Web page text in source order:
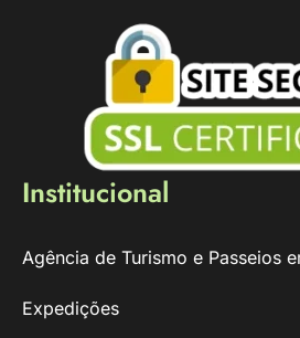
Institucional
Agência de Turismo e Passeios
Expedições